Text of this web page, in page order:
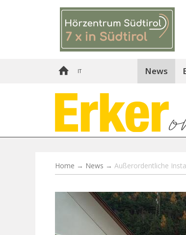
IT News
Home → News → Außerordentliche